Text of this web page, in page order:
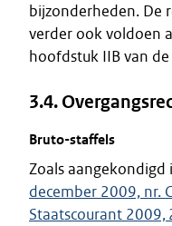
bijzonderheden. De
verder ook voldoen
hoofdstuk IIB van de
3.4.
Bruto-staffels
Zoals aangekondigd
december 2009, nr.
Staatscourant 2009,